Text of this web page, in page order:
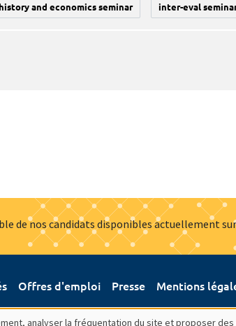
history and economics seminar inter-eval
de nos candidats disponibles actuellement
Offres d'emploi Presse Mentions
analyser la fréquentation du site et proposer